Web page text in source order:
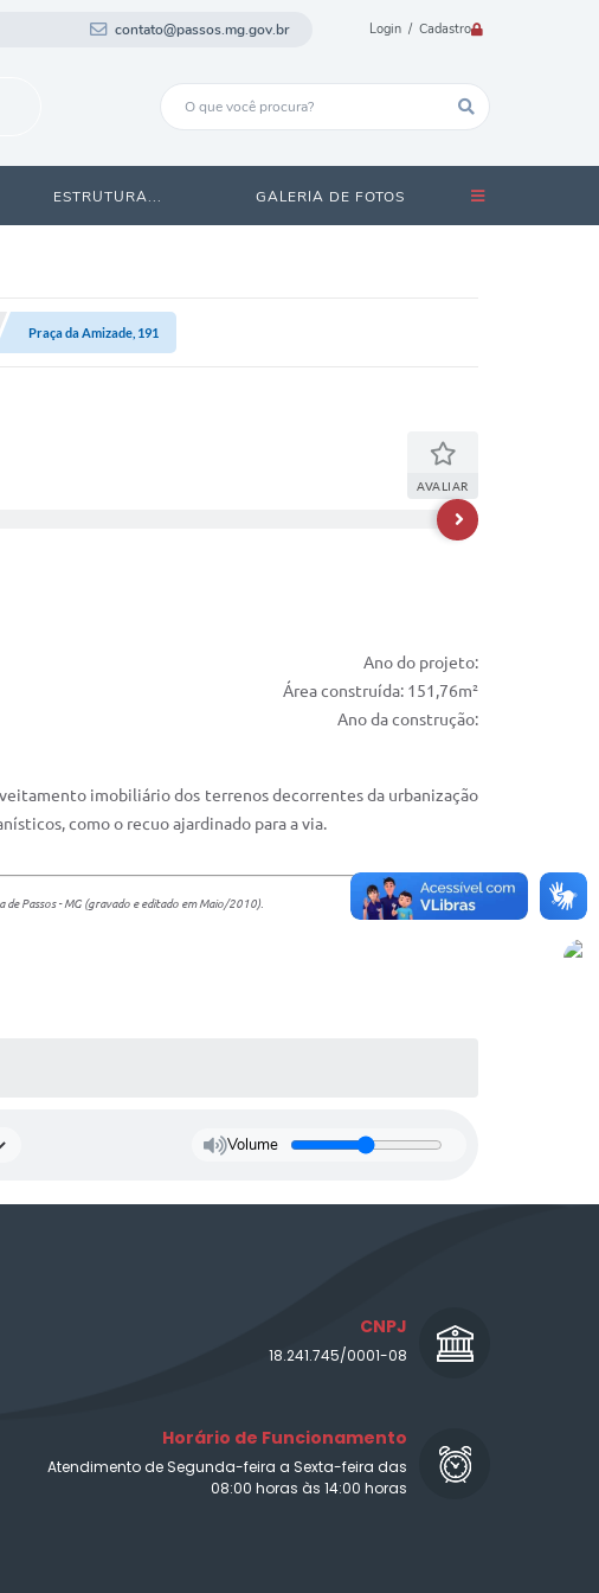
Login / Cadastro
contato@passos.mg.gov.br
ESTRUTURA... GALERIA DE FOTOS
Praça da Amizade, 191
AVALIAR
Ano do projeto:
Área construída: 151,76m²
Ano da construção:
imobiliário dos terrenos decorrentes da urbanização
como o recuo ajardinado para a via.
Passos - MG (gravado e editado em Maio/2010).
Volume
CNPJ
18.241.745/0001-08
Horário de Funcionamento
Atendimento de Segunda-feira a Sexta-feira das
08:00 horas às 14:00 horas